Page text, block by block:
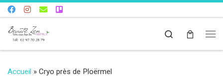
Skip to content
Search
Accueil » Cryo près de Ploërmel